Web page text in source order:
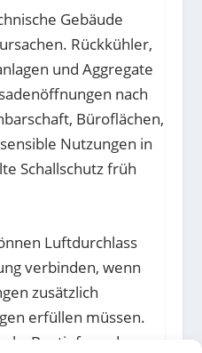
Gebäude
Rückkühler,
und Aggregate
nach
Büroflächen,
Nutzungen in
Schallschutz früh
Luftdurchlass
verbinden, wenn
zusätzlich
erfüllen müssen.
Bautiefe und